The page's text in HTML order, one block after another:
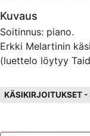
Kuvaus
Soitinnus: piano.
Erkki Melartinin
(luettelo löytyy
Avainsanat
KÄSIKIRJOITUKSET -